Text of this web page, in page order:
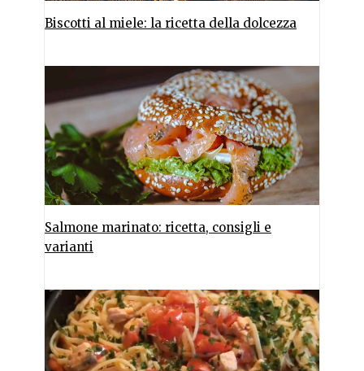
Biscotti al miele: la ricetta della dolcezza
Salmone marinato: ricetta, consigli e
varianti